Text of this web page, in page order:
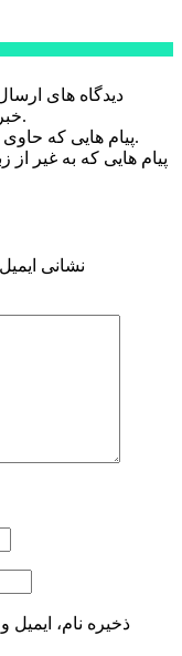
دیدگاه های
خبرگزاری الف در وب منتشر خواهد شد.
پیام هایی که حاوی تهمت یا افترا باشد منتشر نخواهد شد.
پیام هایی که به غیر
نشانی
ذخیره نام،